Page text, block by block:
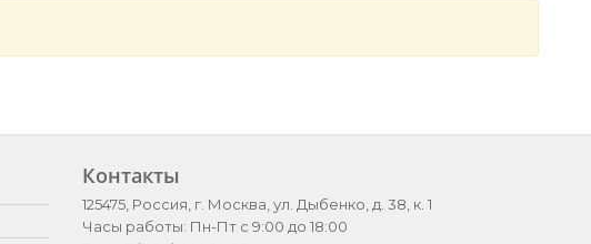
Контакты
125475, Россия, г. Москва, ул. Дыбенко, д. 38, к. 1
Часы работы: Пн-Пт с 9:00 до 18:00